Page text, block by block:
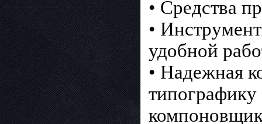
• Средства
•
удобной
• Надежная